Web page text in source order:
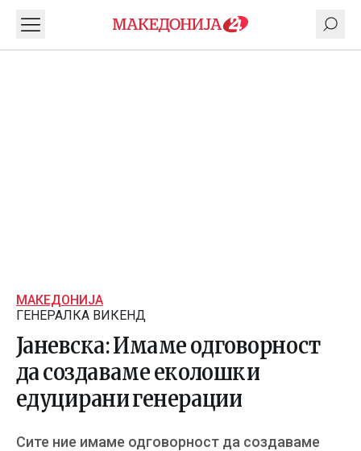
МАКЕДОНИЈА
ГЕНЕРАЛКА ВИКЕНД
Јаневска: Имаме одговорност
да создаваме еколошки
едуцирани генерации
Сите ние имаме одговорност да создаваме